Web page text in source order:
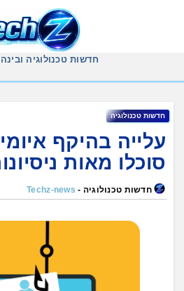
חדשות טכנולוגיה
חדשות טכנולוגיה
עלייה בהיקף
סוכלו מאות
חדשות טכנולוגיה - Techz-news